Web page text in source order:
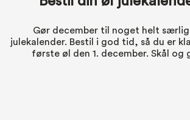
Gør december til noget helt
julekalender. Bestil i god tid, så du er
første øl den 1. december. Skål og